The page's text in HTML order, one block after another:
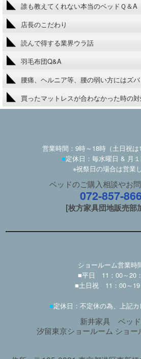
誰も教えてくれない本当のベッドＱ＆A
店長のこだわり
読んで得する業界ウラ話
羽毛布団Q&A
腰痛、ヘルニア等、腰の弱い方にはズバ
買ったマットレスが合わなかった時の
営業時間：9時～18時（土日祝は
■定休日：毎水曜日 & 月
※祝祭日の場合は営業
ベッドのご購入相談やお
072-857-
[枚方家具団地販売部
ショールーム営業時
■平日 11：00～20
■土日祝 11：00～19
■定休日：不定休の為、上記
新井家具 ベッ
汐留東京ショールーム ショー